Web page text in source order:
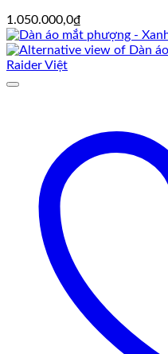
1.050.000,0₫